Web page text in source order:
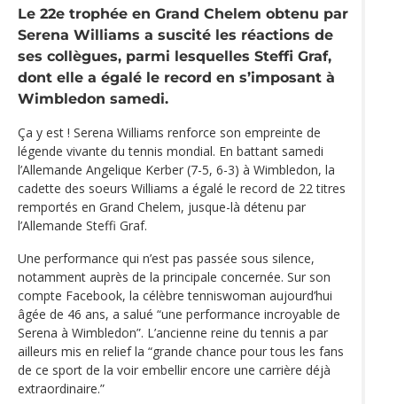
Le 22e trophée en Grand Chelem obtenu par
Serena Williams a suscité les réactions de
ses collègues, parmi lesquelles Steffi Graf,
dont elle a égalé le record en s’imposant à
Wimbledon samedi.
Ça y est ! Serena Williams renforce son empreinte de
légende vivante du tennis mondial. En battant samedi
l’Allemande Angelique Kerber (7-5, 6-3) à Wimbledon, la
cadette des soeurs Williams a égalé le record de 22 titres
remportés en Grand Chelem, jusque-là détenu par
l’Allemande Steffi Graf.
Une performance qui n’est pas passée sous silence,
notamment auprès de la principale concernée. Sur son
compte Facebook, la célèbre tenniswoman aujourd’hui
âgée de 46 ans, a salué “une performance incroyable de
Serena à Wimbledon”. L’ancienne reine du tennis a par
ailleurs mis en relief la “grande chance pour tous les fans
de ce sport de la voir embellir encore une carrière déjà
extraordinaire.”